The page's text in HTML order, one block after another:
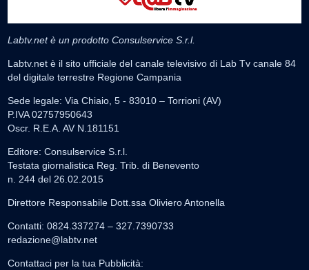
Labtv.net è un prodotto Consulservice S.r.l.
Labtv.net è il sito ufficiale del canale televisivo di Lab Tv canale 84
del digitale terrestre Regione Campania
Sede legale: Via Chiaio, 5 - 83010 – Torrioni (AV)
P.IVA 02757950643
Oscr. R.E.A. AV N.181151
Editore: Consulservice S.r.l.
Testata giornalistica Reg. Trib. di Benevento
n. 244 del 26.02.2015
Direttore Responsabile Dott.ssa Oliviero Antonella
Contatti: 0824.337274 – 327.7390733
redazione@labtv.net
Contattaci per la tua Pubblicità: